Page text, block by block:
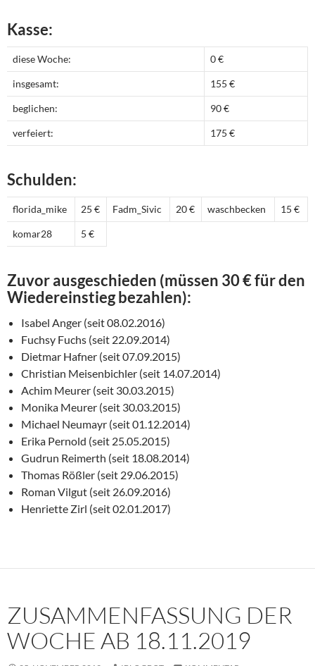
Kasse:
diese Woche: 0 €
insgesamt: 155 €
beglichen: 90 €
verfeiert: 175 €
Schulden:
florida_mike 25 € Fadm_Sivic 20 € waschbecken 15 €
komar28 5 €
Zuvor ausgeschieden (müssen 30 € für den
Wiedereinstieg bezahlen):
Isabel Anger (seit 08.02.2016)
Fuchsy Fuchs (seit 22.09.2014)
Dietmar Hafner (seit 07.09.2015)
Christian Meisenbichler (seit 14.07.2014)
Achim Meurer (seit 30.03.2015)
Monika Meurer (seit 30.03.2015)
Michael Neumayr (seit 01.12.2014)
Erika Pernold (seit 25.05.2015)
Gudrun Reimerth (seit 18.08.2014)
Thomas Rößler (seit 29.06.2015)
Roman Vilgut (seit 26.09.2016)
Henriette Zirl (seit 02.01.2017)
ZUSAMMENFASSUNG DER
WOCHE AB 18.11.2019